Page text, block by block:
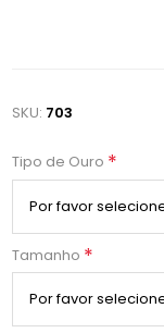
SKU: 703
Tipo de Ouro *
Tamanho *